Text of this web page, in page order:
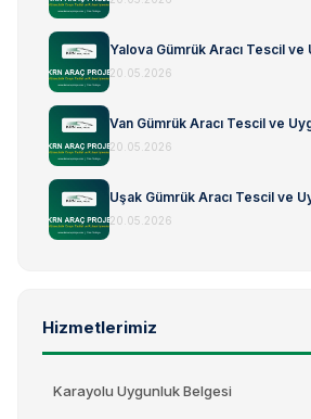
Yalova Gümrük Aracı Tescil
20.05.2026
Van Gümrük Aracı Tescil ve
20.05.2026
Uşak Gümrük Aracı Tescil ve
20.05.2026
Hizmetlerimiz
Karayolu Uygunluk Belgesi